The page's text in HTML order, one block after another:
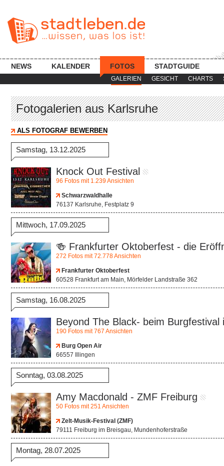
GALERIEN GESICHT CHARTS
NEWS KALENDER FOTOS STADTGUIDE
Fotogalerien aus Karlsruhe
ALS FOTOGRAF BEWERBEN
Samstag, 13.12.2025
Knock Out Festival
96 Fotos mit 1.239 Ansichten
Schwarzwaldhalle
76137 Karlsruhe, Festplatz 9
Mittwoch, 17.09.2025
🍻 Frankfurter Oktoberfest - die
272 Fotos mit 72.778 Ansichten
Frankfurter Oktoberfest
60528 Frankfurt am Main, Mörfelder Landstraße 362
Samstag, 16.08.2025
Beyond The Black- beim Burgfestival
190 Fotos mit 767 Ansichten
Burg Open Air
66557 Illingen
Sonntag, 03.08.2025
Amy Macdonald - ZMF Freiburg
50 Fotos mit 251 Ansichten
Zelt-Musik-Festival (ZMF)
79111 Freiburg im Breisgau, Mundenhoferstraße
Montag, 28.07.2025